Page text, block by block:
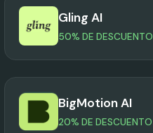
Gling AI
50% DE DESCUENTO
BigMotion AI
20% DE DESCUENTO